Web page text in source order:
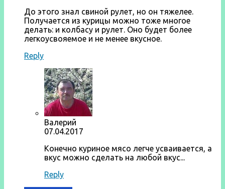
До этого знал свиной рулет, но он тяжелее.
Получается из курицы можно тоже многое
делать: и колбасу и рулет. Оно будет более
легкоусвояемое и не менее вкусное.
Reply
Валерий
07.04.2017
Конечно куриное мясо легче усваивается, а
вкус можно сделать на любой вкус...
Reply